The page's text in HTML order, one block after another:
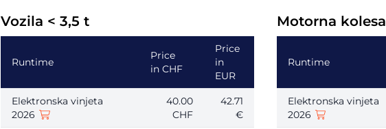
Vozila < 3,5 t
Runtime
Price
in CHF
Price
in
EUR
Elektronska vinjeta
2026
40.00
CHF
42.71
€
Motorna kolesa
Runtime
Elektronska vinjeta
2026